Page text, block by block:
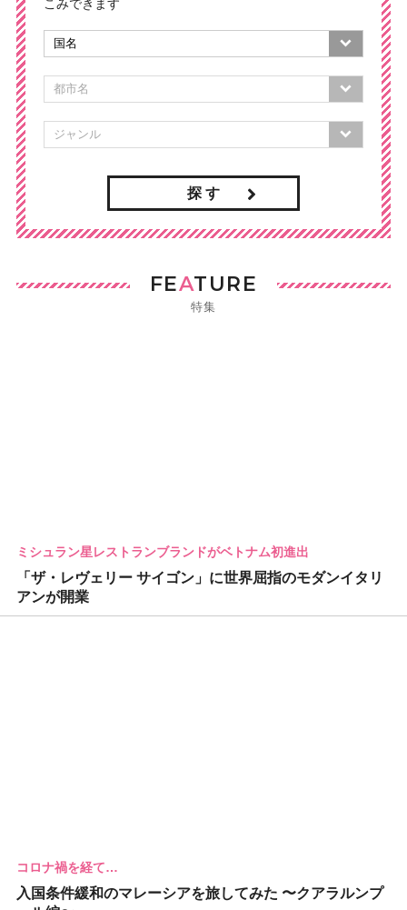
こみできます
探 す
FEATURE
特集
ミシュラン星レストランブランドがベトナム初進出
「ザ・レヴェリー サイゴン」に世界屈指のモダンイタリ
アンが開業
コロナ禍を経て…
入国条件緩和のマレーシアを旅してみた 〜クアラルンプ